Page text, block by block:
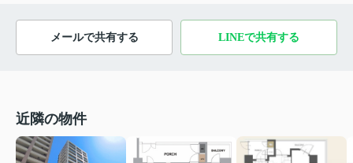
メールで共有する LINEで共有する
近隣の物件